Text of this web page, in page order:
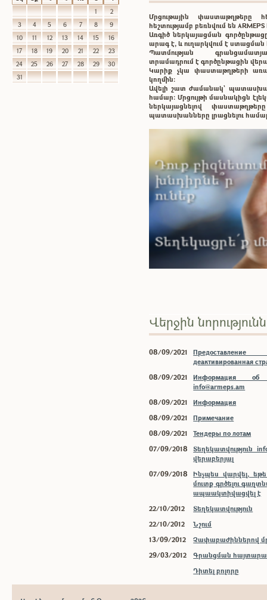
1
2
3
4 5 6 7 8
9
10
11 12 13 14 15
16
17
18 19 20 21 22
23
24
25 26 27 28 29
30
31
Մրցութային փաստաթղթերը
հեշտությամբ բեռնվում են
Առգիծ ներկայացման
արագ է, և ուղարկվում է
Պատմության
տրամադրում է գործընթացին
Կարիք չկա փաստաթղթերի
կողմին:
Ավելի շատ ժամանակ`
համար: Մրցույթի մասնակիցն
ներկայացնելով
պատասխանները լրացնելու
Վերջին
08/09/2021
деактивированная
08/09/2021
Информация об
info@armeps.am
08/09/2021
Информация
08/09/2021
Примечание
08/09/2021
Тендеры по лотам
07/09/2018
Տեղեկատվություն
վերաբերյալ
07/09/2018
Ինչպես վարվել,
մուտք գրծելու
ապաակտիվացվել է
22/10/2012
Տեղեկատվություն
22/10/2012
Նշում
13/09/2012
Չափաբաժիններով
29/03/2012
Գրանցման
Դիտել բոլորը